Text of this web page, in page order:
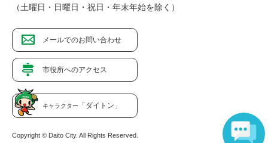
（土曜日・日曜日・祝日・年末年始を除く）
メールでのお問い合わせ
市役所へのアクセス
キャラクター 「ダイトン」
Copyright © Daito City. All Rights Reserved.